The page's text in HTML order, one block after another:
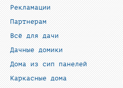
Рекламации
Партнерам
Всё для дачи
Дачные домики
Дома из сип панелей
Каркасные дома